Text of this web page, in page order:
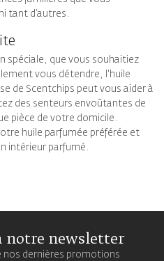
tant d’autres.
spéciale, que vous souhaitiez
vous détendre, l'huile
de Scentchips peut vous aider à
des senteurs envoûtantes de
pièce de votre domicile.
huile parfumée préférée et
intérieur parfumé.
notre newsletter
nos dernières promotions